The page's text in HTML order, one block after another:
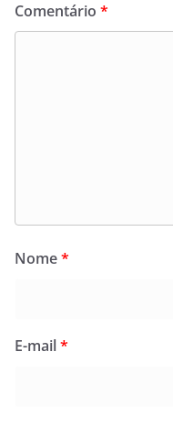
Comentário *
Nome*
E-mail*